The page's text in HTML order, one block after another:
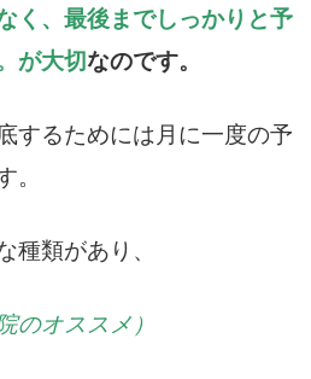
く、最後までしっかりと予
が大切なのです。
するためには月に一度の予
類があり、
のオススメ）